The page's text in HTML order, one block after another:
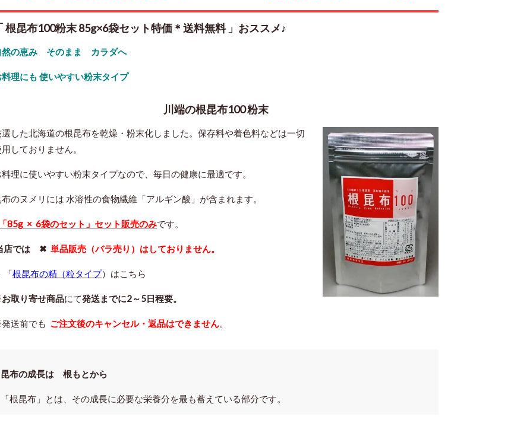
根昆布100粉末 85g×6袋セット特価＊送料無料 」おススメ♪
然の恵み そのまま カラダへ
料理にも 使いやすい粉末タイプ
川端の根昆布100 粉末
選した北海道の根昆布を乾燥・粉末化しました。保存料や着色料などは一切
しておりません。
料理に使いやすい粉末タイプなので、毎日の健康に最適です。
布のヌメリには 水溶性の食物繊維「アルギン酸」が含まれます。
「85g × 6袋のセット」セット販売のみです。
店では ✖ 単品販売（バラ売り）はしておりません。
「根昆布の精（粒タイプ）はこちら
お取り寄せ商品にて発送までに2～5日程要。
送前でも ご注文後のキャンセル・返品はできません。
昆布の成長は 根もとから
「根昆布」とは、その成長に必要な栄養分を最も蓄えている部分です。